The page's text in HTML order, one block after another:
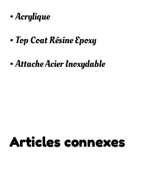
• Acrylique
• Top Coat Résine Epoxy
• Attache Acier Inoxydable
Articles connexes